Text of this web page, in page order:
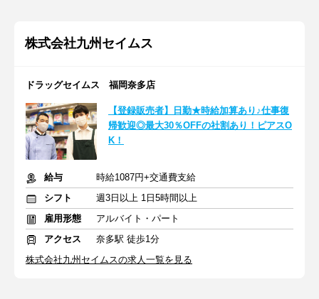
株式会社九州セイムス
ドラッグセイムス 福岡奈多店
【登録販売者】日勤★時給加算あり♪仕事復
帰歓迎◎最大30％OFFの社割あり！ピアスO
K！
給与
時給1087円+交通費支給
シフト
週3日以上 1日5時間以上
雇用形態
アルバイト・パート
アクセス
奈多駅 徒歩1分
株式会社九州セイムスの求人一覧を見る